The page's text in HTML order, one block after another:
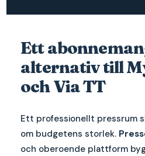
Ett
alternativ till
och Via TT
Ett professionellt pressrum
om budgetens storlek.
och oberoende plattform